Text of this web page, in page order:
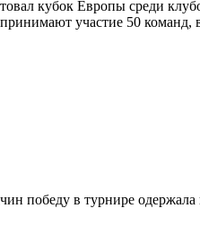
кубок Европы среди
участие 50 команд,
победу в турнире